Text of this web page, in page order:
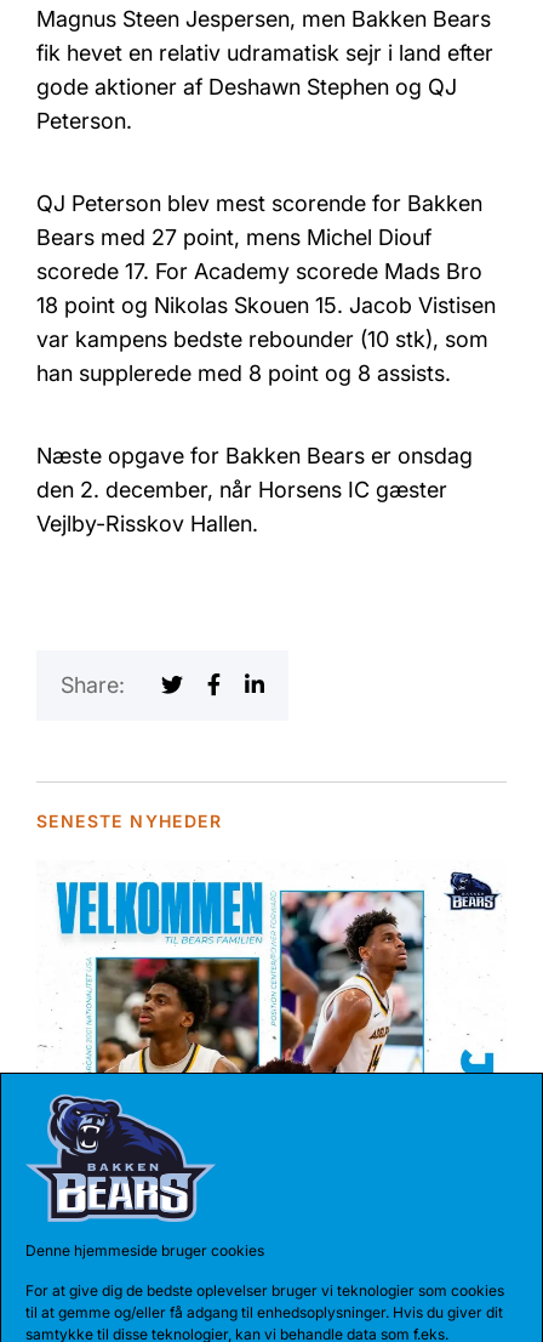
Denne hjemmeside bruger cookies
For at give dig de bedste oplevelser bruger vi teknologier som cookies
til at gemme og/eller få adgang til enhedsoplysninger. Hvis du giver dit
samtykke til disse teknologier, kan vi behandle data som f.eks.
Magnus Steen Jespersen, men Bakken Bears
fik hevet en relativ udramatisk sejr i land efter
gode aktioner af Deshawn Stephen og QJ
Peterson.
QJ Peterson blev mest scorende for Bakken
Bears med 27 point, mens Michel Diouf
scorede 17. For Academy scorede Mads Bro
18 point og Nikolas Skouen 15. Jacob Vistisen
var kampens bedste rebounder (10 stk), som
han supplerede med 8 point og 8 assists.
Næste opgave for Bakken Bears er onsdag
den 2. december, når Horsens IC gæster
Vejlby-Risskov Hallen.
Share:
SENESTE NYHEDER
REKORDHOLDER TIL BEARS
Bakken Bears har indgået en etårig aftale med
Jarnel Rancy. Rancy har skrevet sig...